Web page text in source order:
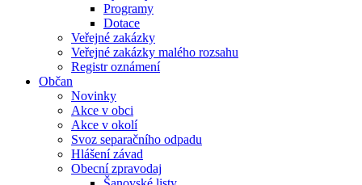
Programy
Dotace
Veřejné zakázky
Veřejné zakázky malého rozsahu
Registr oznámení
Občan
Novinky
Akce v obci
Akce v okolí
Svoz separačního odpadu
Hlášení závad
Obecní zpravodaj